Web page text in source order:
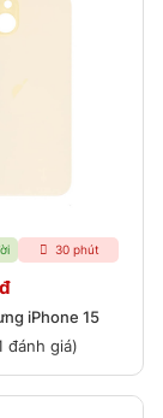
30 phút
iPhone 15
đánh giá)